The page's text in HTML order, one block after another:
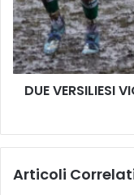
B
O
T
A
A
A
E
R
S
I
L
I
DUE VERSILIESI
Articoli